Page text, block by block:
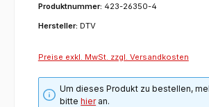
Produktnummer: 423-26350-4
Hersteller: DTV
Preise exkl. MwSt. zzgl. Versandkosten
Um dieses Produkt zu bestellen,
bittehieran.